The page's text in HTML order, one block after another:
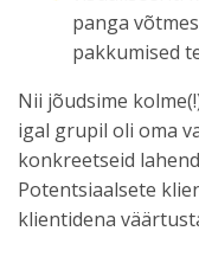
panga
pakkumised
Nii jõudsime
igal grupil oli oma
konkreetseid
Potentsiaalsete
klientidena